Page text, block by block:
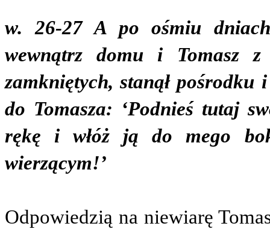
w. 26-27 A po ośmiu
wewnątrz domu i Tomasz
zamkniętych, stanął pośrodku
do Tomasza: ‘Podnieś tutaj
rękę i włóż ją do mego
wierzącym!’
Odpowiedzią na niewiarę